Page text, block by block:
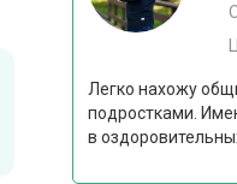
Легко нахожу
подростками.
в